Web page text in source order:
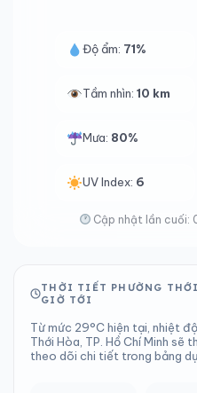
Độ ẩm: 71%
Tầm nhìn: 10 km
Mưa: 80%
UV Index: 6
Cập nhật lần
THỜI TIẾT PHƯỜNG
GIỜ TỚI
Từ mức 29°C hiện tại, nhiệt
Thới Hòa, TP. Hồ Chí Minh sẽ
theo dõi chi tiết trong bảng dự